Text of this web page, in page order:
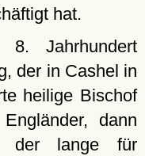
hat.
Jahrhundert
der in Cashel in
heilige Bischof
dann
der lange für